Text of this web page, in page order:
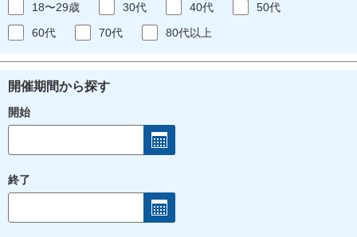
18〜29歳
30代 40代
50代
60代
70代 80代以上
開催期間から探す
開始
終了